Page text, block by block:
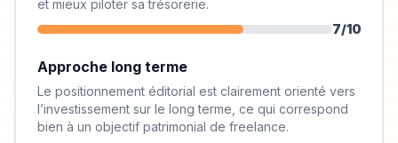
et mieux piloter sa trésorerie.
7/10
Approche long terme
Le positionnement éditorial est clairement orienté vers
l’investissement sur le long terme, ce qui correspond
bien à un objectif patrimonial de freelance.